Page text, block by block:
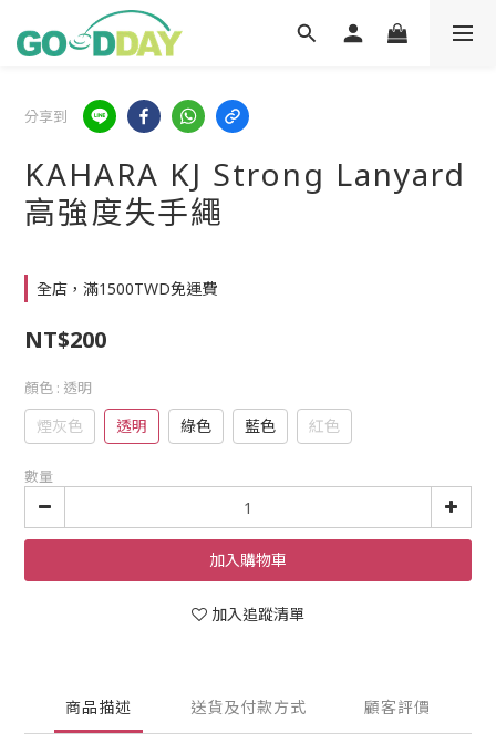
分享到
KAHARA KJ Strong Lanyard
高強度失手繩
全店，滿1500TWD免運費
NT$200
顏色 : 透明
煙灰色 透明 綠色 藍色 紅色
數量
加入購物車
加入追蹤清單
商品描述 送貨及付款方式 顧客評價